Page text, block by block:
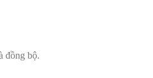
đồng bộ.